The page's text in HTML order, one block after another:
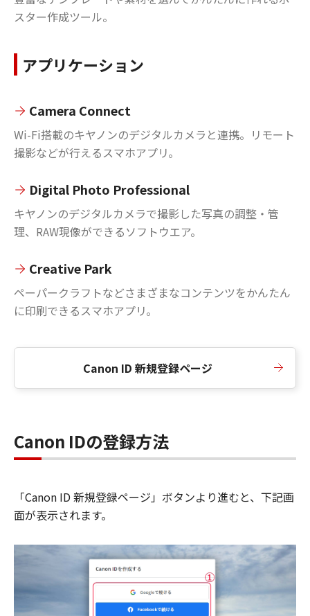
スター作成ツール。
アプリケーション
Camera Connect
Wi-Fi搭載のキヤノンのデジタルカメラと連携。リモート
撮影などが行えるスマホアプリ。
Digital Photo Professional
キヤノンのデジタルカメラで撮影した写真の調整・管
理、RAW現像ができるソフトウエア。
Creative Park
ペーパークラフトなどさまざまなコンテンツをかんたん
に印刷できるスマホアプリ。
Canon ID 新規登録ページ
Canon IDの登録方法
「Canon ID 新規登録ページ」ボタンより進むと、下記画
面が表示されます。